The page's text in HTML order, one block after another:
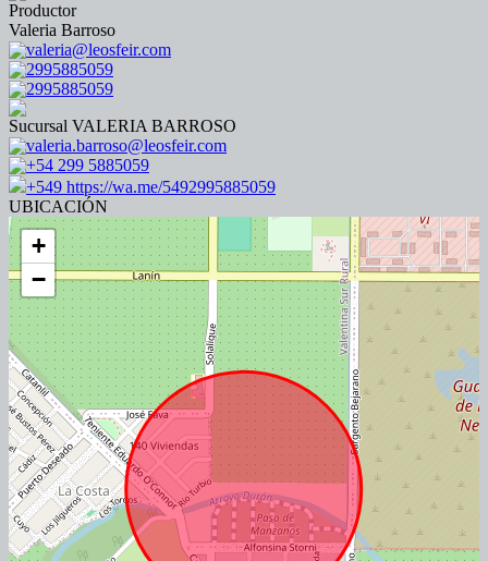
Productor
Valeria Barroso
valeria@leosfeir.com
2995885059
2995885059
Sucursal VALERIA BARROSO
valeria.barroso@leosfeir.com
+54 299 5885059
+549 https://wa.me/5492995885059
UBICACIÓN
+
−